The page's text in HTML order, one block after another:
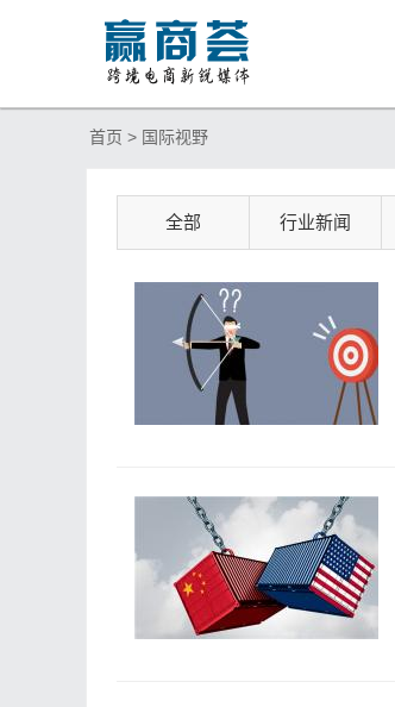
首页 > 国际视野
全部 行业新闻